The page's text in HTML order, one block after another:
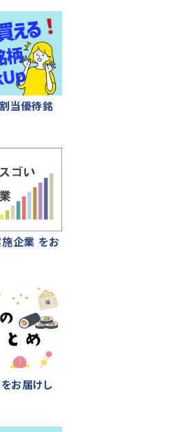
当優待銘
企業 をお
お届けし